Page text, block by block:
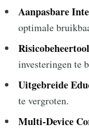
Aanpasbare
optimale
investeringen te
Uitgebreide
te vergroten.
Multi-Device